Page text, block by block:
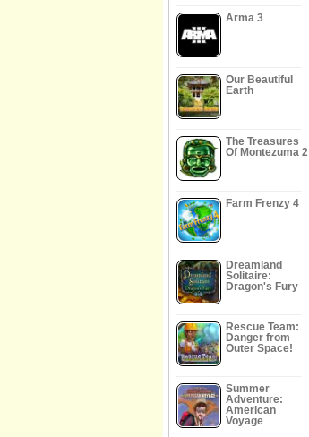
Arma 3
Our Beautiful
Earth
The Treasures
Of Montezuma 2
Farm Frenzy 4
Dreamland
Solitaire:
Dragon's Fury
Rescue Team:
Danger from
Outer Space!
Summer
Adventure:
American
Voyage